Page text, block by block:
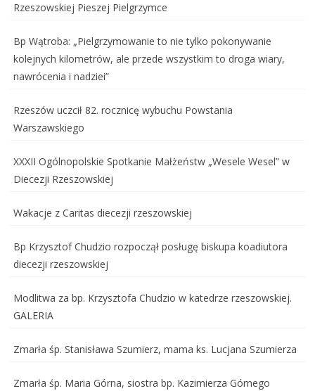
Rzeszowskiej Pieszej Pielgrzymce
Bp Wątroba: „Pielgrzymowanie to nie tylko pokonywanie
kolejnych kilometrów, ale przede wszystkim to droga wiary,
nawrócenia i nadziei”
Rzeszów uczcił 82. rocznicę wybuchu Powstania
Warszawskiego
XXXII Ogólnopolskie Spotkanie Małżeństw „Wesele Wesel” w
Diecezji Rzeszowskiej
Wakacje z Caritas diecezji rzeszowskiej
Bp Krzysztof Chudzio rozpoczął posługę biskupa koadiutora
diecezji rzeszowskiej
Modlitwa za bp. Krzysztofa Chudzio w katedrze rzeszowskiej.
GALERIA
Zmarła śp. Stanisława Szumierz, mama ks. Lucjana Szumierza
Zmarła śp. Maria Górna, siostra bp. Kazimierza Górnego